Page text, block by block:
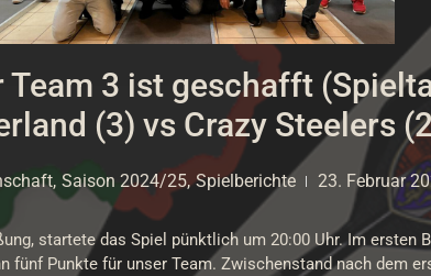
3 ist geschafft
(3) vs Crazy Steelers
, Saison 2024/25, Spielberichte 23. Februar
startete das Spiel pünktlich um 20:00 Uhr. Im ersten
fünf Punkte für unser Team. Zwischenstand nach dem